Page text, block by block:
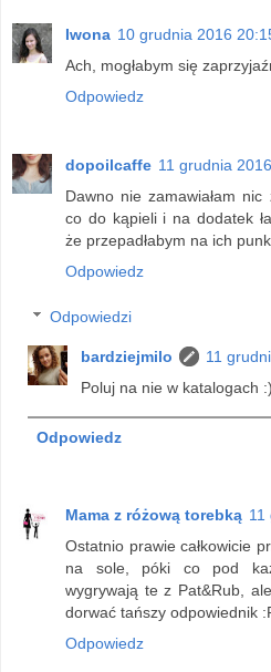
Iwona 10 grudnia 2016
Ach, mogłabym się
Odpowiedz
dopoilcaffe 11 grudnia
Dawno nie zamawiałam
co do kąpieli i na dodatek
że przepadłabym na ich
Odpowiedz
Odpowiedzi
bardziejmilo
11
Poluj na nie w katalogach :)
Odpowiedz
Mama z różową torebką 11
Ostatnio prawie całkowicie
na sole, póki co pod
wygrywają te z Pat&Rub,
dorwać tańszy odpowiednik
Odpowiedz